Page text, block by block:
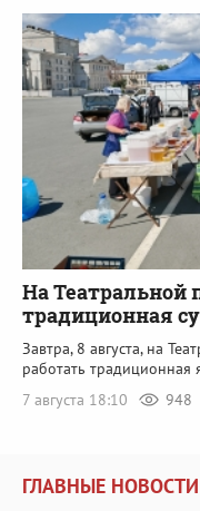
На Театральной
традиционная
Завтра, 8 августа, на
работать традиционная
7 августа 18:10
948
ГЛАВНЫЕ НОВОСТИ